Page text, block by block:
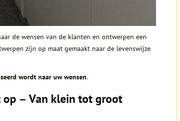
de wensen van de klanten en ontwerpen een
zijn op maat gemaakt naar de levenswijze
wordt naar uw wensen.
– Van klein tot groot